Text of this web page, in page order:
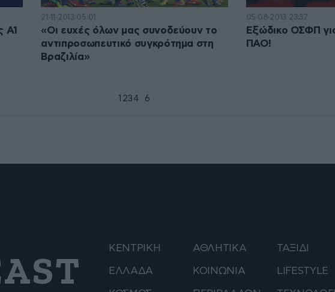
Α1
21·11·2013 05:01
«Οι ευχές όλων μας συνοδεύουν το
αντιπροσωπευτικό συγκρότημα στη
Βραζιλία»
05·08·2013 23:37
Εξώδικο ΟΣΦΠ
ΠΑΟ!
1 23 4 6
ΚΕΝΤΡΙΚΗ
ΕΛΛΑΔΑ
ΑΘΛΗΤΙΚΑ
ΚΟΙΝΩΝΙΑ
ΤΑΞΙΔΙ
LIFESTYLE